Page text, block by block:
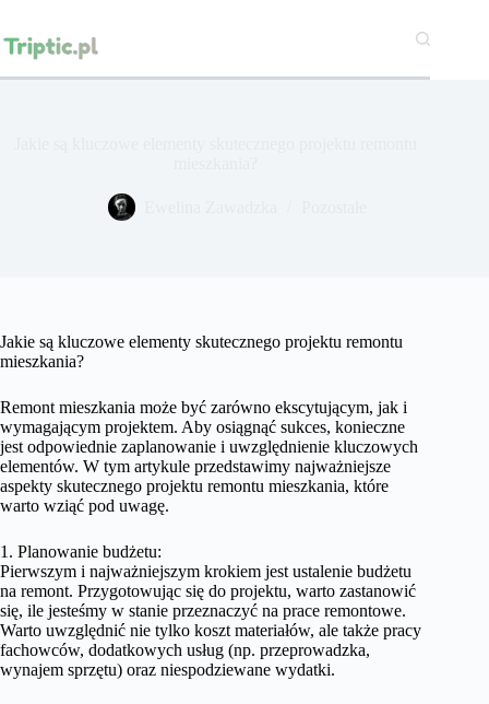
treści
Jakie są kluczowe elementy skutecznego projektu remontu
mieszkania?
Remont mieszkania może być zarówno ekscytującym, jak i
wymagającym projektem. Aby osiągnąć sukces, konieczne
jest odpowiednie zaplanowanie i uwzględnienie kluczowych
elementów. W tym artykule przedstawimy najważniejsze
aspekty skutecznego projektu remontu mieszkania, które
warto wziąć pod uwagę.
1. Planowanie budżetu:
Pierwszym i najważniejszym krokiem jest ustalenie budżetu
na remont. Przygotowując się do projektu, warto zastanowić
się, ile jesteśmy w stanie przeznaczyć na prace remontowe.
Warto uwzględnić nie tylko koszt materiałów, ale także pracy
fachowców, dodatkowych usług (np. przeprowadzka,
wynajem sprzętu) oraz niespodziewane wydatki.